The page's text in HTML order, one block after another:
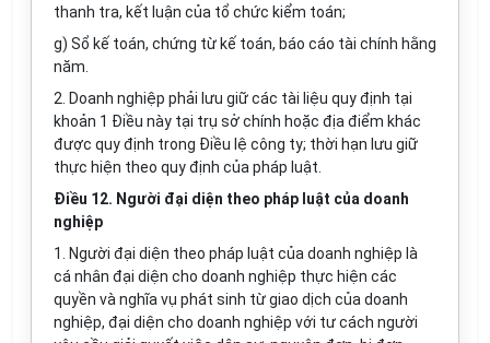
thanh tra, kết luận của tổ chức kiểm toán;
g) Sổ kế toán, chứng từ kế toán, báo cáo tài chính hằng
năm.
2. Doanh nghiệp phải lưu giữ các tài liệu quy định tại
khoản 1 Điều này tại trụ sở chính hoặc địa điểm khác
được quy định trong Điều lệ công ty; thời hạn lưu giữ
thực hiện theo quy định của pháp luật.
Điều 12. Người đại diện theo pháp luật của doanh
nghiệp
1. Người đại diện theo pháp luật của doanh nghiệp là
cá nhân đại diện cho doanh nghiệp thực hiện các
quyền và nghĩa vụ phát sinh từ giao dịch của doanh
nghiệp, đại diện cho doanh nghiệp với tư cách người